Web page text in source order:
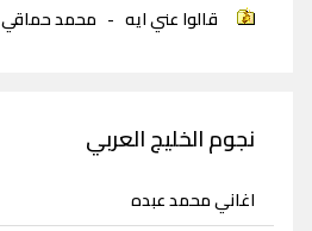
قالوا عني ايه - محمد حماقي
نجوم الخليج العربي
اغاني محمد عبده